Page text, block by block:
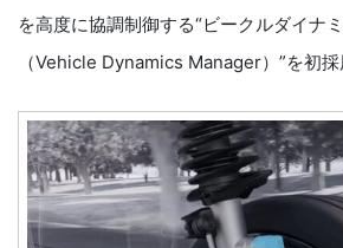
を高度に協調制御する“ビークルダイナ
（Vehicle Dynamics Manager）”を初採